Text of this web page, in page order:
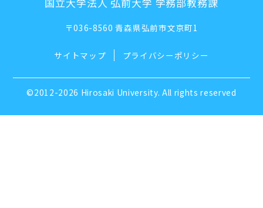
〒036-8560 青森県弘前市文京町1
サイトマップ プライバシーポリシー
©2012-2026 Hirosaki University. All rights reserved